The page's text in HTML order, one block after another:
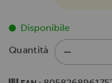
Disponibile
Quantità